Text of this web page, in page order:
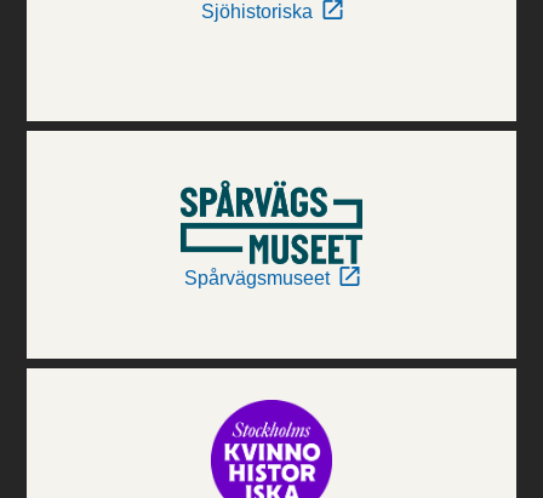
Sjöhistoriska
Spårvägsmuseet